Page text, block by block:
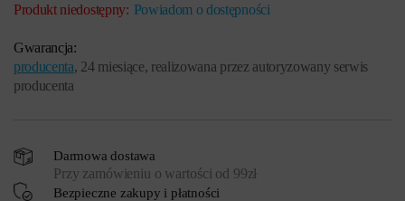
Produkt niedostępny: Powiadom o dostępności
Gwarancja:
producenta, 24 miesiące, realizowana przez autoryzowany serwis
producenta
Darmowa dostawa
Przy zamówieniu o wartości od 99zł
Bezpieczne zakupy i płatności